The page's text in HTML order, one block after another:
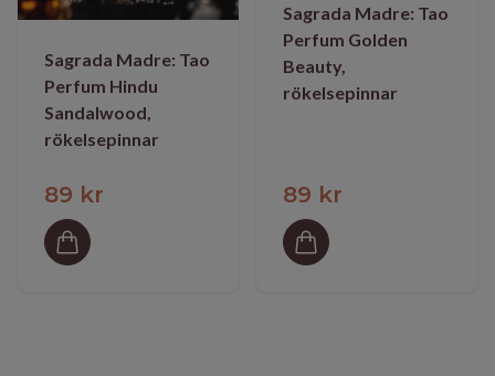
Sagrada Madre: Tao
Perfum Hindu
Sandalwood,
rökelsepinnar
89 kr
Sagrada Madre: Tao
Perfum Golden
Beauty,
rökelsepinnar
89 kr